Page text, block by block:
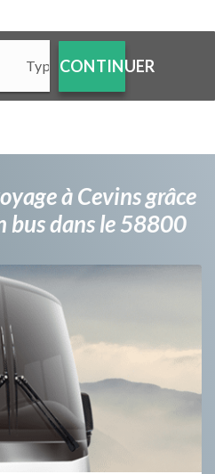
CONTINUER
à Cevins grâce
bus dans le 58800